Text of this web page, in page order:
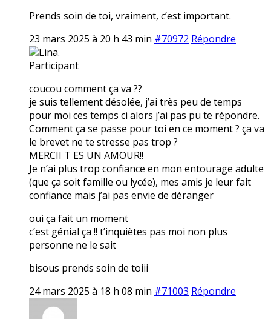
Prends soin de toi, vraiment, c’est important.
23 mars 2025 à 20 h 43 min #70972 Répondre
Lina.
Participant
coucou comment ça va ??
je suis tellement désolée, j’ai très peu de temps
pour moi ces temps ci alors j’ai pas pu te répondre.
Comment ça se passe pour toi en ce moment ? ça va
le brevet ne te stresse pas trop ?
MERCII T ES UN AMOUR!!
Je n’ai plus trop confiance en mon entourage adulte
(que ça soit famille ou lycée), mes amis je leur fait
confiance mais j’ai pas envie de déranger
oui ça fait un moment
c’est génial ça !! t’inquiètes pas moi non plus
personne ne le sait
bisous prends soin de toiii
24 mars 2025 à 18 h 08 min #71003 Répondre